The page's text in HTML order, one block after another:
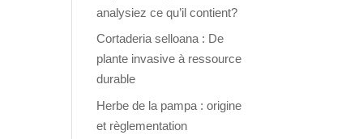
analysiez ce qu’il contient?
Cortaderia selloana : De
plante invasive à ressource
durable
Herbe de la pampa : origine
et règlementation